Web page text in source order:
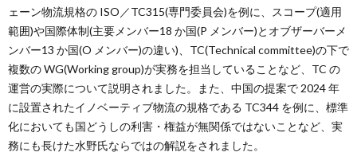
ェーン物流規格の ISO／TC315(専門委員会)を例に、スコープ(適用
範囲)や国際体制(主要メンバー18 か国(P メンバー)とオブザーバーメ
ンバー13 か国(O メンバー)の違い)、TC(Technical committee)の下で
複数の WG(Working group)が実務を担当していることなど、TC の
運営の実際について説明されました。また、中国の提案で 2024 年
に設置されたイノベーティブ物流の規格である TC344 を例に、標準
化においても国どうしの利害・権益が無関係ではないことなど、実
務にも長けた水野氏ならではの解説をされました。